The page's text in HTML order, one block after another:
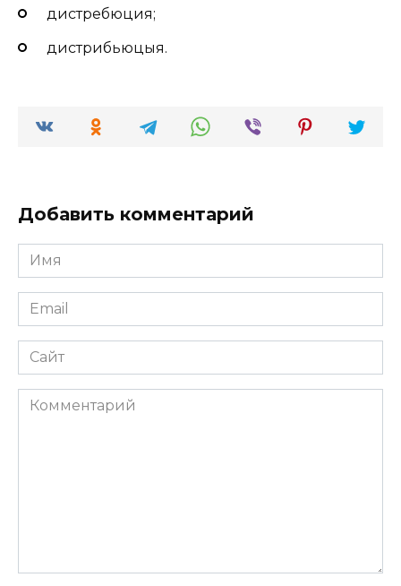
дистребюция;
дистрибьюцыя.
Добавить комментарий
Имя
*
Email
*
Сайт
Комментарий